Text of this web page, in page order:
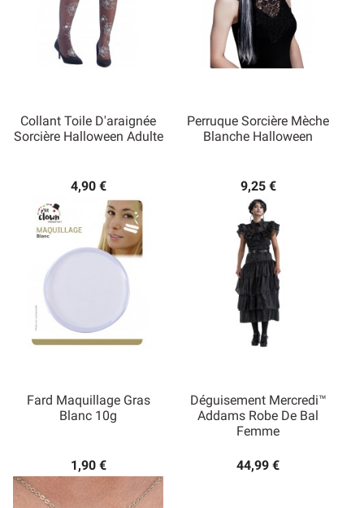
Collant Toile D'araignée
Sorcière Halloween Adulte
4,90 €
Perruque Sorcière Mèche
Blanche Halloween
9,25 €
Fard Maquillage Gras
Blanc 10g
1,90 €
Déguisement Mercredi™
Addams Robe De Bal
Femme
44,99 €